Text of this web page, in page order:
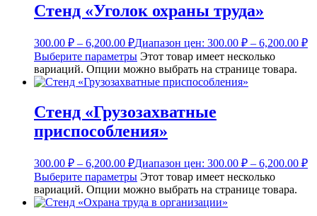
Стенд «Уголок охраны труда»
300.00 ₽ – 6,200.00 ₽Диапазон цен: 300.00 ₽ – 6,200.00 ₽
Выберите параметры Этот товар имеет несколько
вариаций. Опции можно выбрать на странице товара.
Стенд «Грузозахватные
приспособления»
300.00 ₽ – 6,200.00 ₽Диапазон цен: 300.00 ₽ – 6,200.00 ₽
Выберите параметры Этот товар имеет несколько
вариаций. Опции можно выбрать на странице товара.